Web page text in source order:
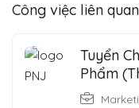
Công việc liên quan
Tuyển
Phẩm